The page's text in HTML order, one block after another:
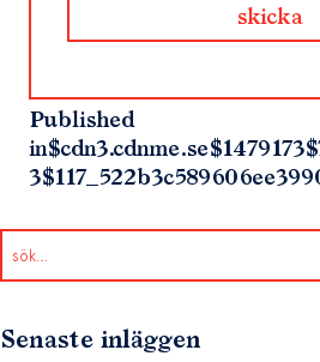
Published
in
Senaste inläggen